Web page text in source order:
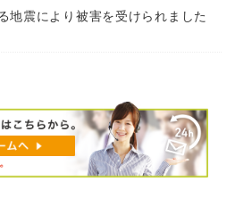
地震により被害を受けられました